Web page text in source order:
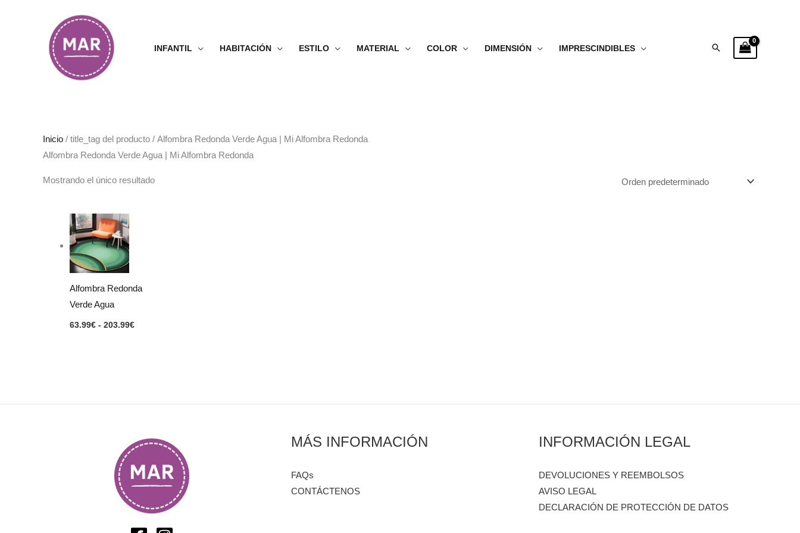
INFANTIL HABITACIÓN ESTILO MATERIAL COLOR DIMENSIÓN IMPRESCINDIBLES Buscar
Inicio / title_tag del producto / Alfombra Redonda Verde Agua | Mi Alfombra Redonda
Alfombra Redonda Verde Agua | Mi Alfombra Redonda
Mostrando el único resultado
Alfombra Redonda
Verde Agua
63.99€ - 203.99€
MÁS INFORMACIÓN
FAQs
CONTÁCTENOS
INFORMACIÓN LEGAL
DEVOLUCIONES Y REEMBOLSOS
AVISO LEGAL
DECLARACIÓN DE PROTECCIÓN DE DATOS